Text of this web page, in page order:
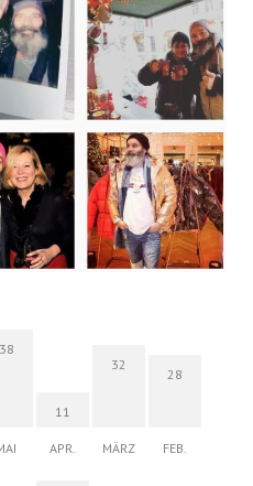
38
11
APR.
32
MÄRZ
28
FEB.